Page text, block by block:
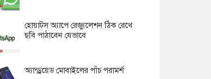
হোয়াটস অ্যাপে রেজ্যুলেশন ঠিক রেখে
ছবি পাঠাবেন যেভাবে
অ্যান্ড্রয়েড মোবাইলের পাঁচ পরামর্শ